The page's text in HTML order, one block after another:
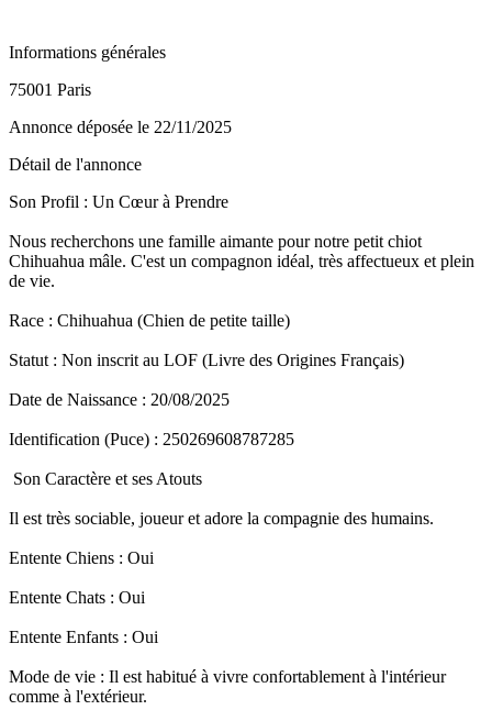
Informations générales
75001 Paris
Annonce déposée le 22/11/2025
Détail de l'annonce
Son Profil : Un Cœur à Prendre
​Nous recherchons une famille aimante pour notre petit chiot
Chihuahua mâle. C'est un compagnon idéal, très affectueux et plein
de vie.
​Race : Chihuahua (Chien de petite taille)
​Statut : Non inscrit au LOF (Livre des Origines Français)
​Date de Naissance : 20/08/2025
​Identification (Puce) : 250269608787285
​ Son Caractère et ses Atouts
​Il est très sociable, joueur et adore la compagnie des humains.
​Entente Chiens : Oui
​Entente Chats : Oui
​Entente Enfants : Oui
​Mode de vie : Il est habitué à vivre confortablement à l'intérieur
comme à l'extérieur.